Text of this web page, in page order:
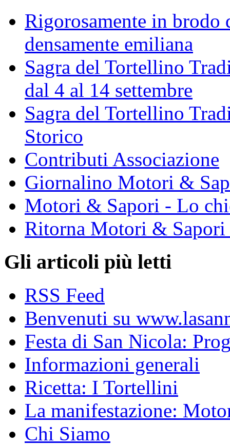
Rigorosamente in brodo
densamente emiliana
Sagra del Tortellino
dal 4 al 14 settembre
Sagra del Tortellino
Storico
Contributi Associazione
Giornalino Motori &
Motori & Sapori - Lo
Ritorna Motori & Sapori
Gli articoli più letti
RSS Feed
Benvenuti su
Festa di San Nicola:
Informazioni generali
Ricetta: I Tortellini
La manifestazione:
Chi Siamo